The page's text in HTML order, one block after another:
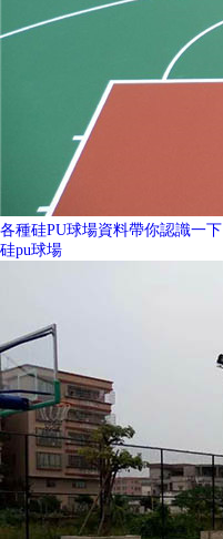
各種硅PU球場資料帶你認識一下
硅pu球場